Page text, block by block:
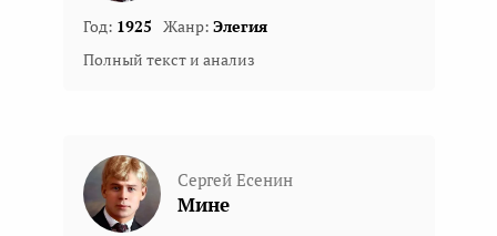
Год: 1925 Жанр: Элегия
Полный текст и анализ
Сергей Есенин
Мине